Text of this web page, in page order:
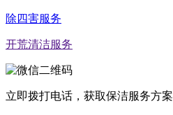
除四害服务
开荒清洁服务
立即拨打电话，获取保洁服务方案